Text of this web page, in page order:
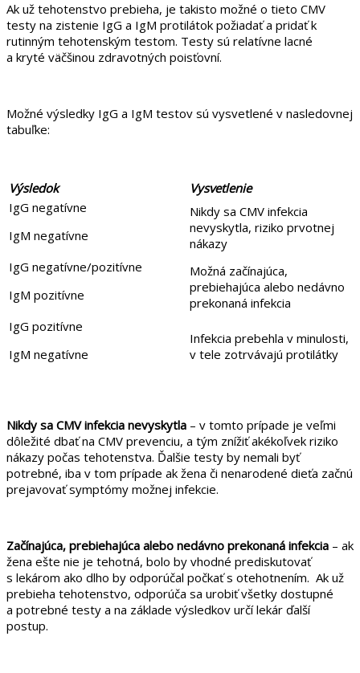
Ak už tehotenstvo prebieha, je takisto možné o tieto CMV
testy na zistenie IgG a IgM protilátok požiadať a pridať k
rutinným tehotenským testom. Testy sú relatívne lacné
a kryté väčšinou zdravotných poisťovní.
Možné výsledky IgG a IgM testov sú vysvetlené v nasledovnej
tabuľke:
Výsledok
Vysvetlenie
IgG negatívne
IgM negatívne
Nikdy sa CMV infekcia
nevyskytla, riziko prvotnej
nákazy
IgG negatívne/pozitívne
IgM pozitívne
Možná začínajúca,
prebiehajúca alebo nedávno
prekonaná infekcia
IgG pozitívne
IgM negatívne
Infekcia prebehla v minulosti,
v tele zotrvávajú protilátky
Nikdy sa CMV infekcia nevyskytla – v tomto prípade je veľmi
dôležité dbať na CMV prevenciu, a tým znížiť akékoľvek riziko
nákazy počas tehotenstva. Ďalšie testy by nemali byť
potrebné, iba v tom prípade ak žena či nenarodené dieťa začnú
prejavovať symptómy možnej infekcie.
Začínajúca, prebiehajúca alebo nedávno prekonaná infekcia – ak
žena ešte nie je tehotná, bolo by vhodné prediskutovať
s lekárom ako dlho by odporúčal počkať s otehotnením. Ak už
prebieha tehotenstvo, odporúča sa urobiť všetky dostupné
a potrebné testy a na základe výsledkov určí lekár ďalší
postup.